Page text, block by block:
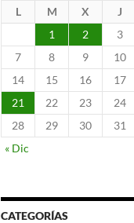
L M X J
1
2 3
7
8 9 10
14
15 16 17
21
22 23 24
28
29 30
31
« Dic
CATEGORÍAS